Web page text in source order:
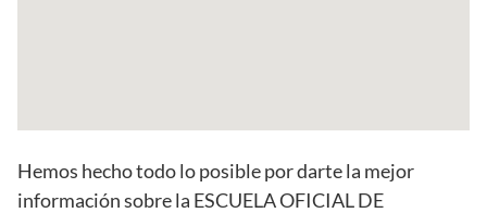
Hemos hecho todo lo posible por darte la mejor
información sobre la ESCUELA OFICIAL DE